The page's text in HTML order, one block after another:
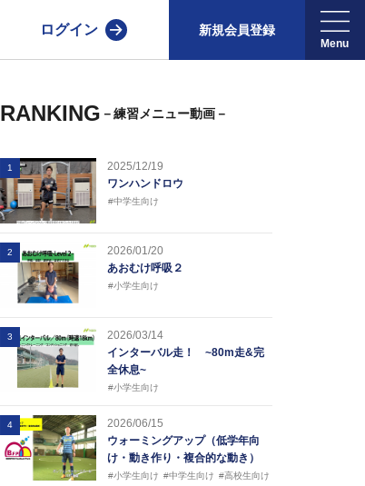
ログイン 新規会員登録
RANKING －練習メニュー動画－
1
2025/12/19
ワンハンドロウ
#中学生向け
2
2026/01/20
あおむけ呼吸２
#小学生向け
3
2026/03/14
インターバル走！ ~80m走&完
全休息~
#小学生向け
4
2026/06/15
ウォーミングアップ（低学年向
け・動き作り・複合的な動き）
#小学生向け #中学生向け #高校生向け